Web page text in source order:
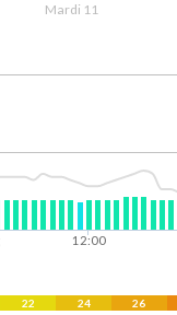
Mardi 11
12:00
22 24 26